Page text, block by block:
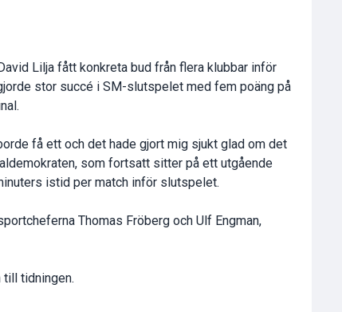
Lilja fått konkreta bud från flera klubbar inför
stor succé i SM-slutspelet med fem poäng på
få ett och det hade gjort mig sjukt glad om det
som fortsatt sitter på ett utgående
istid per match inför slutspelet.
Thomas Fröberg och Ulf Engman,
till tidningen.